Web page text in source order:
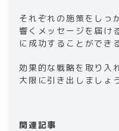
それぞれの施策をしっ
響くメッセージを届け
に成功することができ
効果的な戦略を取り入
大限に引き出しましょ
関連記事